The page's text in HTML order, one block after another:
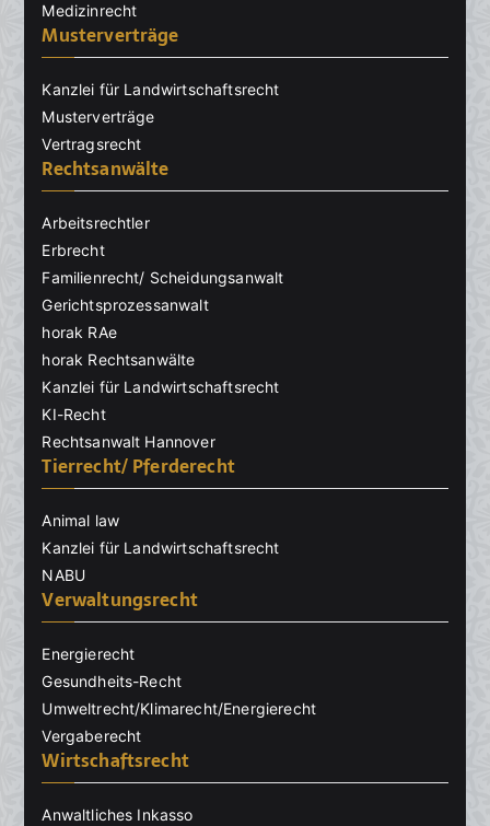
Medizinrecht
Musterverträge
Kanzlei für Landwirtschaftsrecht
Musterverträge
Vertragsrecht
Rechtsanwälte
Arbeitsrechtler
Erbrecht
Familienrecht/ Scheidungsanwalt
Gerichtsprozessanwalt
horak RAe
horak Rechtsanwälte
Kanzlei für Landwirtschaftsrecht
KI-Recht
Rechtsanwalt Hannover
Tierrecht/ Pferderecht
Animal law
Kanzlei für Landwirtschaftsrecht
NABU
Verwaltungsrecht
Energierecht
Gesundheits-Recht
Umweltrecht/Klimarecht/Energierecht
Vergaberecht
Wirtschaftsrecht
Anwaltliches Inkasso